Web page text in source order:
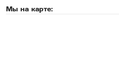
Мы на карте: